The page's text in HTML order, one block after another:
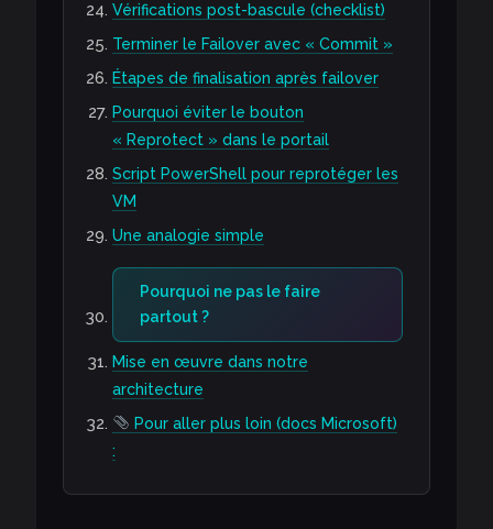
Vérifications post-bascule (checklist)
Terminer le Failover avec « Commit »
Étapes de finalisation après failover
Pourquoi éviter le bouton
« Reprotect » dans le portail
Script PowerShell pour reprotéger les
VM
Une analogie simple
Pourquoi ne pas le faire
partout ?
Mise en œuvre dans notre
architecture
Pour aller plus loin (docs Microsoft)
: